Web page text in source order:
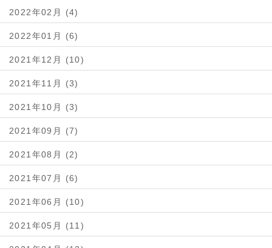
2022年02月 (4)
2022年01月 (6)
2021年12月 (10)
2021年11月 (3)
2021年10月 (3)
2021年09月 (7)
2021年08月 (2)
2021年07月 (6)
2021年06月 (10)
2021年05月 (11)